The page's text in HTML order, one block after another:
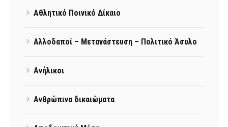
Αθλητικό Ποινικό Δίκαιο
Αλλοδαποί – Μετανάστευση – Πολιτικό Άσυλο
Ανήλικοι
Ανθρώπινα δικαιώματα